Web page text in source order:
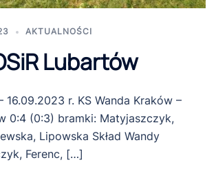
AKTUALNOŚCI
Lubartów
r. KS Wanda Kraków –
0:4 (0:3) bramki: Matyjaszczyk,
Lipowska Skład Wandy
Ferenc, […]